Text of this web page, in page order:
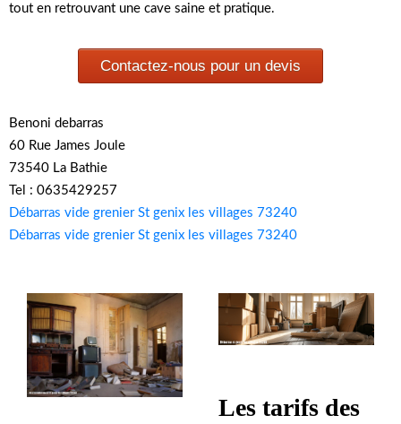
tout en retrouvant une cave saine et pratique.
Contactez-nous pour un devis
Benoni debarras
60 Rue James Joule
73540 La Bathie
Tel : 0635429257
Débarras vide grenier St genix les villages 73240
Débarras vide grenier St genix les villages 73240
Les tarifs des